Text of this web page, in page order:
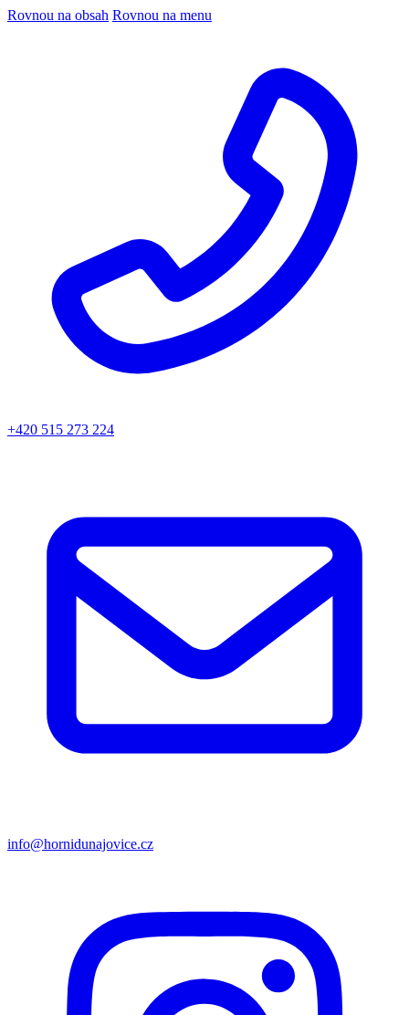
Rovnou na obsah Rovnou na menu
+420 515 273 224
info@hornidunajovice.cz